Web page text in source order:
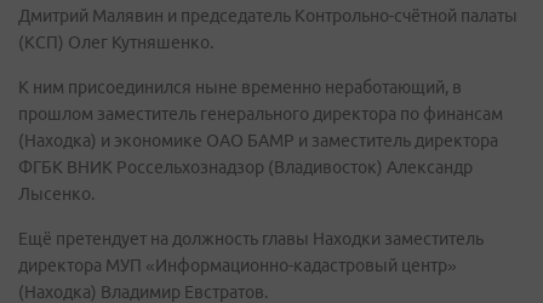
Дмитрий Малявин и председатель Контрольно-счётной палаты
(КСП) Олег Кутняшенко.
К ним присоединился ныне временно неработающий, в
прошлом заместитель генерального директора по финансам
(Находка) и экономике ОАО БАМР и заместитель директора
ФГБК ВНИК Россельхознадзор (Владивосток) Александр
Лысенко.
Ещё претендует на должность главы Находки заместитель
директора МУП «Информационно-кадастровый центр»
(Находка) Владимир Евстратов.